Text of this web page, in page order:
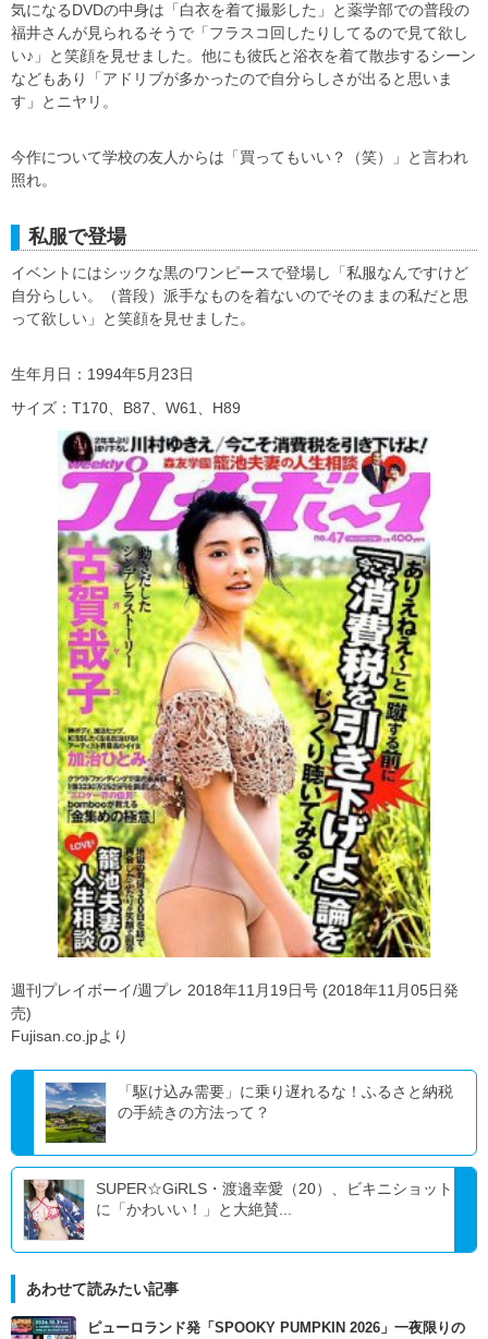
気になるDVDの中身は「白衣を着て撮影した」と薬学部での普段の
福井さんが見られるそうで「フラスコ回したりしてるので見て欲し
い♪」と笑顔を見せました。他にも彼氏と浴衣を着て散歩するシーン
などもあり「アドリブが多かったので自分らしさが出ると思いま
す」とニヤリ。
今作について学校の友人からは「買ってもいい？（笑）」と言われ
照れ。
私服で登場
イベントにはシックな黒のワンピースで登場し「私服なんですけど
自分らしい。（普段）派手なものを着ないのでそのままの私だと思
って欲しい」と笑顔を見せました。
生年月日：1994年5月23日
サイズ：T170、B87、W61、H89
週刊プレイボーイ/週プレ 2018年11月19日号 (2018年11月05日発
売)
Fujisan.co.jpより
「駆け込み需要」に乗り遅れるな！ふるさと納税
の手続きの方法って？
SUPER☆GiRLS・渡邉幸愛（20）、ビキニショット
に「かわいい！」と大絶賛...
あわせて読みたい記事
ピューロランド発「SPOOKY PUMPKIN 2026」一夜限りの